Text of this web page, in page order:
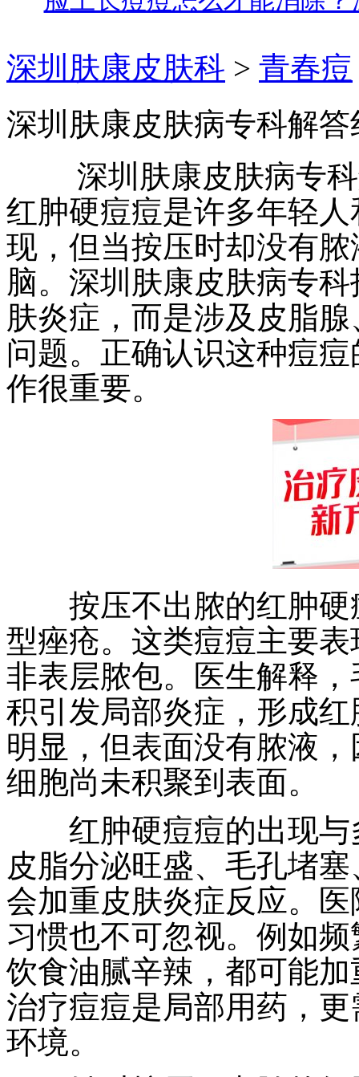
深圳肤康皮肤科 > 青春痘
深圳肤康皮肤病专科解
深圳肤康皮肤病专科
红肿硬痘痘是许多年轻
现，但当按压时却没有
脑。深圳肤康皮肤病专
肤炎症，而是涉及皮脂
问题。正确认识这种痘
作很重要。
按压不出脓的红肿硬
型痤疮。这类痘痘主要
非表层脓包。医生解释
积引发局部炎症，形成
明显，但表面没有脓液
细胞尚未积聚到表面。
红肿硬痘痘的出现与
皮脂分泌旺盛、毛孔堵
会加重皮肤炎症反应。
习惯也不可忽视。例如
饮食油腻辛辣，都可能
治疗痘痘是局部用药，
环境。